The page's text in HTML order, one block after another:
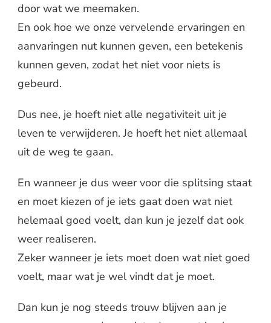
door wat we meemaken.
En ook hoe we onze vervelende ervaringen en
aanvaringen nut kunnen geven, een betekenis
kunnen geven, zodat het niet voor niets is
gebeurd.
Dus nee, je hoeft niet alle negativiteit uit je
leven te verwijderen. Je hoeft het niet allemaal
uit de weg te gaan.
En wanneer je dus weer voor die splitsing staat
en moet kiezen of je iets gaat doen wat niet
helemaal goed voelt, dan kun je jezelf dat ook
weer realiseren.
Zeker wanneer je iets moet doen wat niet goed
voelt, maar wat je wel vindt dat je moet.
Dan kun je nog steeds trouw blijven aan je